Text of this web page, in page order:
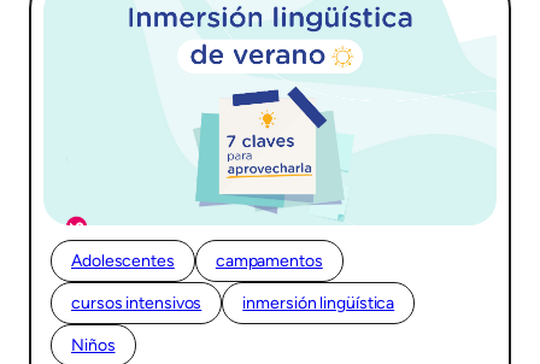
Adolescentes campamentos
cursos intensivos inmersión lingüística
Niños